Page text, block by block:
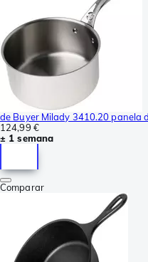
de Buyer Milady 3410.20 panela
124,99 €
± 1 semana
Comparar